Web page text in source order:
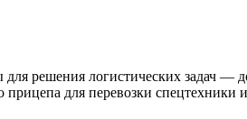
решения логистических задач —
для перевозки спецтехники